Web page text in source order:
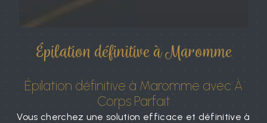
Épilation définitive à Maromme
Épilation définitive à Maromme avec À
Corps Parfait
Vous cherchez une solution efficace et définitive à